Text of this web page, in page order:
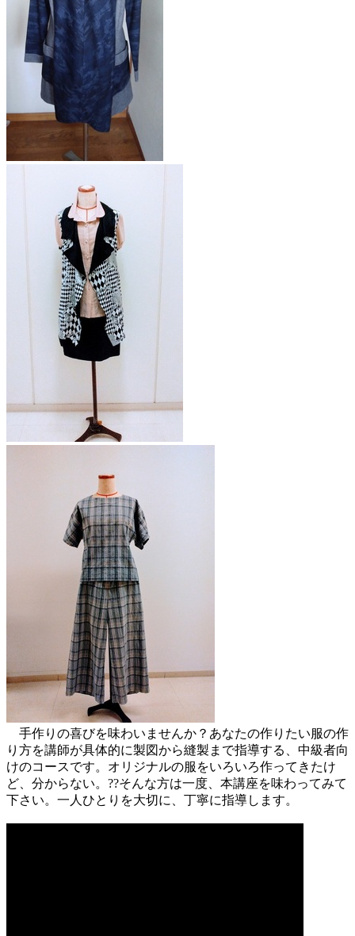
手作りの喜びを味わいませんか？あなたの作りたい服の作
り方を講師が具体的に製図から縫製まで指導する、中級者向
けのコースです。オリジナルの服をいろいろ作ってきたけ
ど、分からない。??そんな方は一度、本講座を味わってみて
下さい。一人ひとりを大切に、丁寧に指導します。